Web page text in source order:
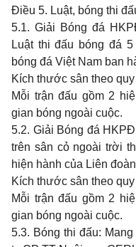
Điều 5. Luật, bóng thi
5.1. Giải Bóng đá
Luật thi đấu bóng đá
bóng đá Việt Nam ban
Kích thước sân theo
Mỗi trận đấu gồm 2
gian bóng ngoài cuộc.
5.2. Giải Bóng đá
trên sân cỏ ngoài trời
hiện hành của Liên
Kích thước sân theo
Mỗi trận đấu gồm 2
gian bóng ngoài cuộc.
5.3. Bóng thi đấu: